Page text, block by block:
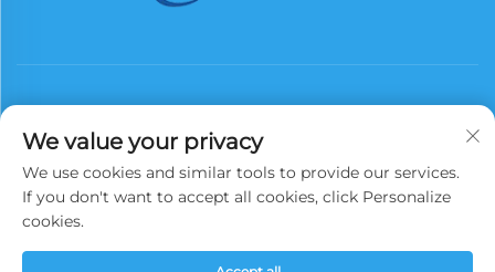
Абонирай се
Всички права запазени. Copyright © 2025 China Xinyuan Iron Tower
We value your privacy
We use cookies and similar tools to provide our services.
If you don't want to accept all cookies, click Personalize
cookies.